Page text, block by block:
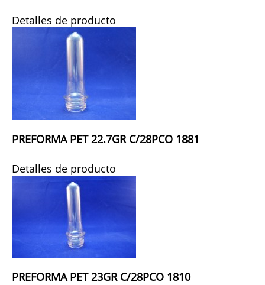
Detalles de producto
PREFORMA PET 22.7GR C/28PCO 1881
Detalles de producto
PREFORMA PET 23GR C/28PCO 1810